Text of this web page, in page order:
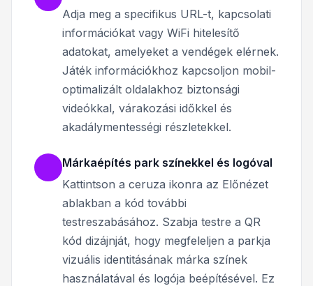
Adja meg a specifikus URL-t, kapcsolati
információkat vagy WiFi hitelesítő
adatokat, amelyeket a vendégek elérnek.
Játék információkhoz kapcsoljon mobil-
optimalizált oldalakhoz biztonsági
videókkal, várakozási időkkel és
akadálymentességi részletekkel.
Márkaépítés park színekkel és logóval
Kattintson a ceruza ikonra az Előnézet
ablakban a kód további
testreszabásához. Szabja testre a QR
kód dizájnját, hogy megfeleljen a parkja
vizuális identitásának márka színek
használatával és logója beépítésével. Ez